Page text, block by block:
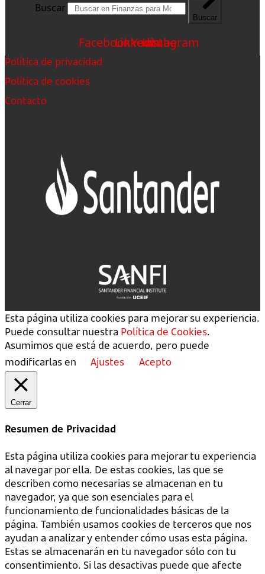
Buscar
Buscar
FacebookLinkedin
Youtube
Instagram
Política de privacidad
Política de cookies
Contacto
Esta página utiliza cookies para mejorar su experiencia.
Puede consultar nuestra Política de Cookies.
Asumimos que está de acuerdo, pero puede
modificarlas en
Ajustes Acepto
Cerrar
Resumen de Privacidad
Esta página utiliza cookies para mejorar tu experiencia
al navegar por ella. De estas cookies, las que se
describen como necesarias se almacenan en tu
navegador, ya que son esenciales para el
funcionamiento de funcionalidades básicas de la
página. También usamos cookies de terceros que nos
ayudan a analizar y entender cómo usas esta página.
Estas se almacenarán en tu navegador sólo con tu
consentimiento. Si las desactivas puede que afecte